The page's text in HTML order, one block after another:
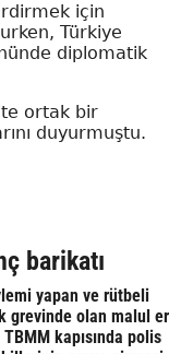
için
Türkiye
diplomatik
ortak bir
duyurmuştu.
barikatı
yapan ve rütbeli
grevinde olan malul er
kapısında polis